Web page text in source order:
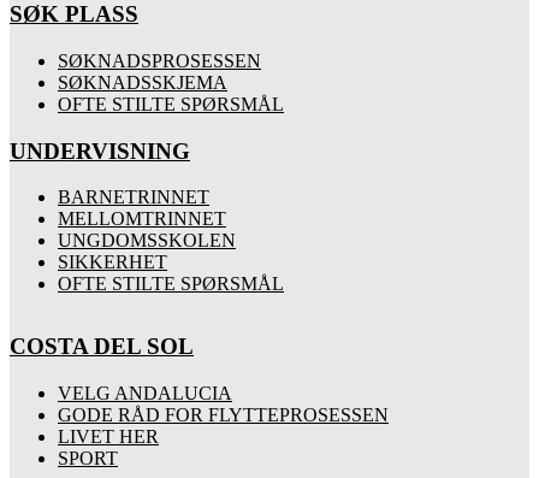
SØK PLASS
SØKNADSPROSESSEN
SØKNADSSKJEMA
OFTE STILTE SPØRSMÅL
UNDERVISNING
BARNETRINNET
MELLOMTRINNET
UNGDOMSSKOLEN
SIKKERHET
OFTE STILTE SPØRSMÅL
COSTA DEL SOL
VELG ANDALUCIA
GODE RÅD FOR FLYTTEPROSESSEN
LIVET HER
SPORT